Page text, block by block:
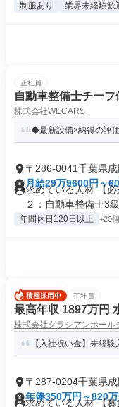
制服あり 業界未経験歓
正社員
自動車整備士チーフ
株式会社WECARS
◆最新設備×納得の評
〒286-0041千葉県
月給29万9600円～
求めている人材 【
２：自動車整備士3
年間休日120日以上 +20個
正社員
最高年収 1897万円
株式会社クラシアンホール
【入社祝い金】未経
〒287-0204千葉県
年俸350万円～820
求めている人材 【